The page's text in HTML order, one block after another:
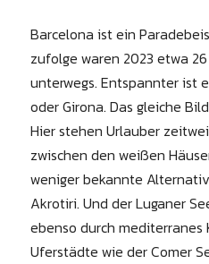
Barcelona ist ein
zufolge waren 2023 etwa
unterwegs. Entspannter ist
oder Girona. Das gleiche
Hier stehen Urlauber
zwischen den weißen
weniger bekannte
Akrotiri. Und der Luganer
ebenso durch mediterranes
Uferstädte wie der Comer